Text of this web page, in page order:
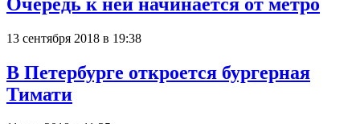
13 сентября 2018 в 19:38
В Петербурге откроется бургерная
Тимати